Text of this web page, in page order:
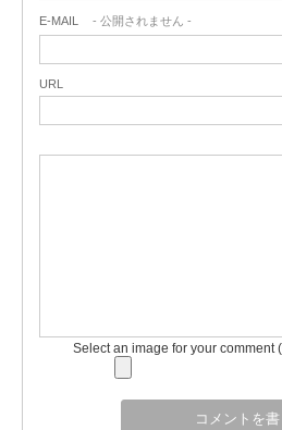
E-MAIL - 公開されません -
URL
Select an image for your comment